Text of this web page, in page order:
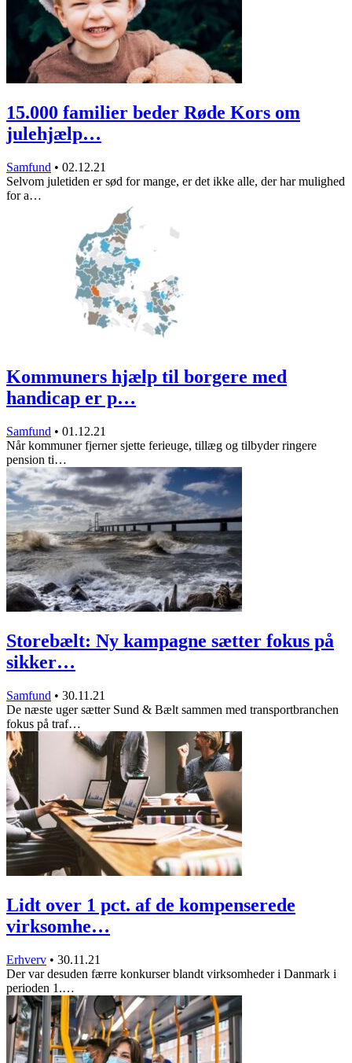
15.000 familier beder Røde Kors om
julehjælp…
Samfund • 02.12.21
Selvom juletiden er sød for mange, er det ikke alle, der har mulighed
for a…
Kommuners hjælp til borgere med
handicap er p…
Samfund • 01.12.21
Når kommuner fjerner sjette ferieuge, tillæg og tilbyder ringere
pension ti…
Storebælt: Ny kampagne sætter fokus på
sikker…
Samfund • 30.11.21
De næste uger sætter Sund & Bælt sammen med transportbranchen
fokus på traf…
Lidt over 1 pct. af de kompenserede
virksomhe…
Erhverv • 30.11.21
Der var desuden færre konkurser blandt virksomheder i Danmark i
perioden 1.…